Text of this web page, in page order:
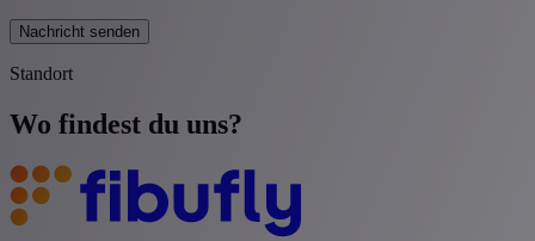
Nachricht senden
Standort
Wo findest du uns?